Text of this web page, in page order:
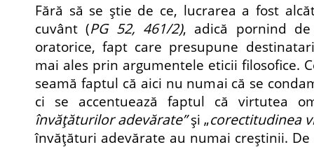
Fără să se ştie de ce, lucrarea a fost
cuvânt (PG 52, 461/2), adică pornind
oratorice, fapt care presupune
mai ales prin argumentele eticii filosofice.
seamă faptul că aici nu numai că se
ci se accentuează faptul că virtutea
învăţăturilor adevărate”şi „corectitudinea
învăţături adevărate au numai creştinii.